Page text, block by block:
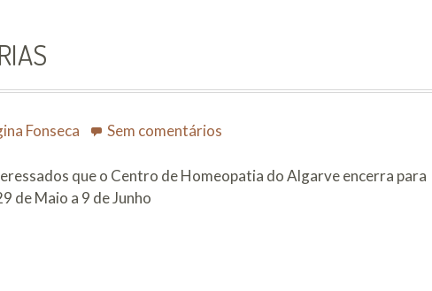
Fonseca Sem comentários
de
que o Centro de Homeopatia do Algarve encerra para
de Maio a 9 de Junho